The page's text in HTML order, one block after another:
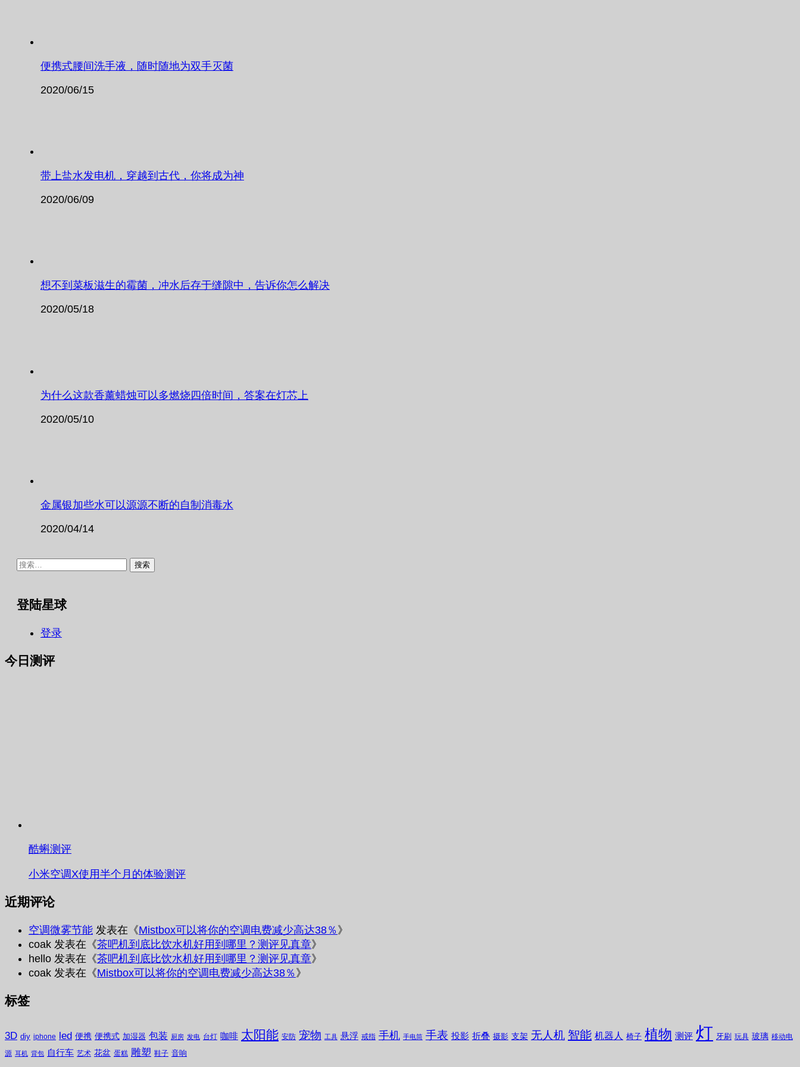
便携式腰间洗手液，随时随地为双手灭菌
2020/06/15
带上盐水发电机，穿越到古代，你将成为神
2020/06/09
想不到菜板滋生的霉菌，冲水后存于缝隙中，告诉你怎么解决
2020/05/18
为什么这款香薰蜡烛可以多燃烧四倍时间，答案在灯芯上
2020/05/10
金属银加些水可以源源不断的自制消毒水
2020/04/14
搜
登陆星球
登录
今日测评
酷蝌测评
小米空调X使用半个月的体验测评
近期评论
空调微雾节能 发表在《Mistbox可以将你的空调电费减少高达38％ 》
coak 发表在《茶吧机到底比饮水机好用到哪里？测评见真章》
hello 发表在《茶吧机到底比饮水机好用到哪里？测评见真章》
coak 发表在《Mistbox可以将你的空调电费减少高达38％ 》
标签
3D diy iphone led 便携 便携式 加湿器 包装 厨房 发电 台灯 咖啡 太阳能 安防 宠物 工具 悬浮 戒指 手机 手电筒 手表 投影 折叠 摄影 支架 无人机 智能 机器人 椅子 植物 测评 灯 牙刷 玩具 玻璃 移动电
源 耳机 背包 自行车 艺术 花盆 蛋糕 雕塑 鞋子 音响